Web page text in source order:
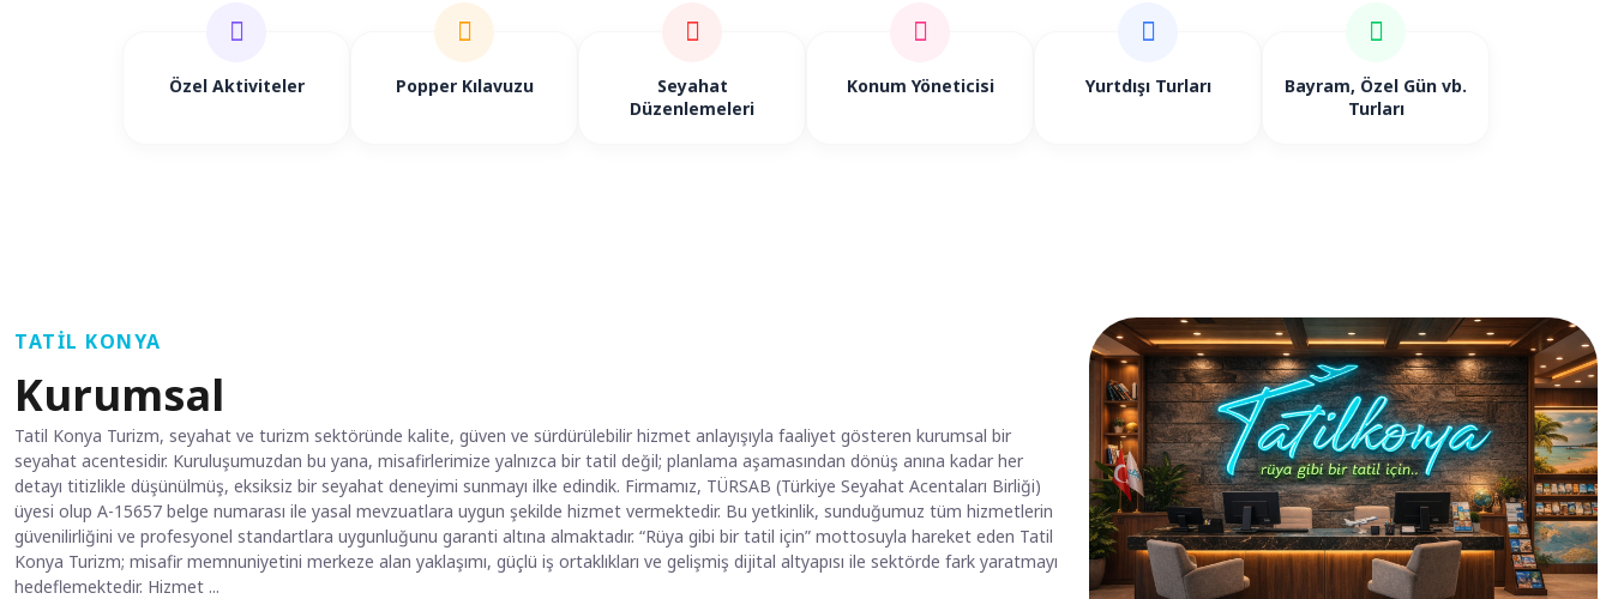
Özel Aktiviteler Popper Kılavuzu
Seyahat
Düzenlemeleri
Konum Yöneticisi Yurtdışı Turları
Bayram, Özel Gün vb.
Turları
Günübirlik Turlar
TATIL KONYA
Kurumsal
Tatil Konya Turizm, seyahat ve turizm sektöründe kalite, güven ve sürdürülebilir hizmet anlayışıyla faaliyet gösteren kurumsal bir
seyahat acentesidir. Kuruluşumuzdan bu yana, misafirlerimize yalnızca bir tatil değil; planlama aşamasından dönüş anına kadar her
detayı titizlikle düşünülmüş, eksiksiz bir seyahat deneyimi sunmayı ilke edindik. Firmamız, TÜRSAB (Türkiye Seyahat Acentaları Birliği)
üyesi olup A-15657 belge numarası ile yasal mevzuatlara uygun şekilde hizmet vermektedir. Bu yetkinlik, sunduğumuz tüm hizmetlerin
güvenilirliğini ve profesyonel standartlara uygunluğunu garanti altına almaktadır. “Rüya gibi bir tatil için” mottosuyla hareket eden Tatil
Konya Turizm; misafir memnuniyetini merkeze alan yaklaşımı, güçlü iş ortaklıkları ve gelişmiş dijital altyapısı ile sektörde fark yaratmayı
hedeflemektedir. Hizmet ...